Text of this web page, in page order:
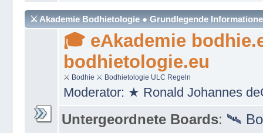
⚔ Akademie Bodhietologie ● Grundlegende
🎓 eAkademie
bodhietologie.eu
⚔ Bodhie ⚔ Bodhietologie ULC Regeln
Moderator: ★ Ronald Johannes
Untergeordnete Boards: 🛰